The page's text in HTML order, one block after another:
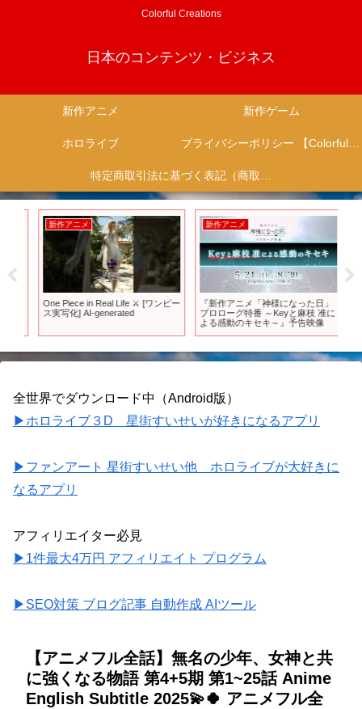
Colorful Creations
日本のコンテンツ・ビジネス
新作アニメ 新作ゲーム
ホロライブ プライバシーポリシー 【Colorful Creation】
特定商取引法に基づく表記（商取引に関する開示）
新作アニメ
One Piece in Real Life ⚔️ [ワンピー
ス実写化] AI-generated
新作アニメ
『新作アニメ「神様になった日」
プロローグ特番 ～Keyと麻枝 准に
よる感動のキセキ～』予告映像
全世界でダウンロード中（Android版）
▶ホロライブ３D 星街すいせいが好きになるアプリ
▶ファンアート 星街すいせい他 ホロライブが大好きに
なるアプリ
アフィリエイター必見
▶1件最大4万円 アフィリエイト プログラム
▶SEO対策 ブログ記事 自動作成 AIツール
【アニメフル全話】無名の少年、女神と共
に強くなる物語 第4+5期 第1~25話 Anime
English Subtitle 2025💫🍀 アニメフル全